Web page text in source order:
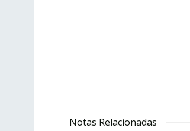
Notas Relacionadas